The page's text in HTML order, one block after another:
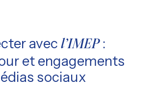
avec l’IMEP:
et engagements
sociaux